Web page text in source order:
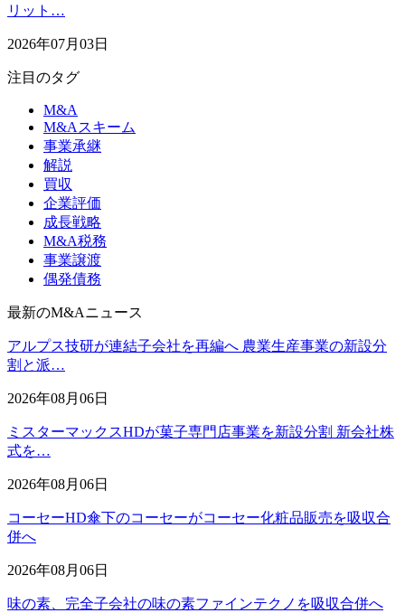
リット…
2026年07月03日
注目のタグ
M&A
M&Aスキーム
事業承継
解説
買収
企業評価
成長戦略
M&A税務
事業譲渡
偶発債務
最新のM&Aニュース
アルプス技研が連結子会社を再編へ 農業生産事業の新設分
割と派…
2026年08月06日
ミスターマックスHDが菓子専門店事業を新設分割 新会社株
式を…
2026年08月06日
コーセーHD傘下のコーセーがコーセー化粧品販売を吸収合
併へ
2026年08月06日
味の素、完全子会社の味の素ファインテクノを吸収合併へ